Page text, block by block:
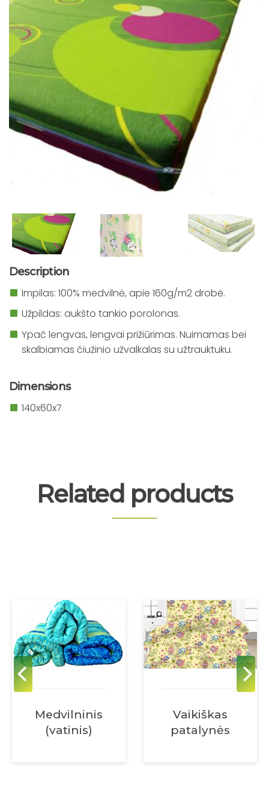
Description
Impilas: 100% medvilnė, apie 160g/m2 drobė.
Užpildas: aukšto tankio porolonas.
Ypač lengvas, lengvai prižiūrimas. Nuimamas bei
skalbiamas čiužinio užvalkalas su užtrauktuku.
Dimensions
140x60x7
Related products
Medvilninis
(vatinis)
Vaikiškas
patalynės